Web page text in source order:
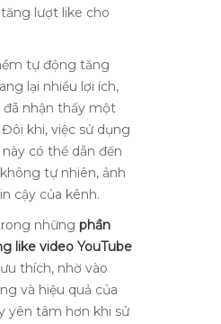
lượt like cho
tự động tăng
lại nhiều lợi ích,
nhận thấy một
khi, việc sử dụng
có thể dẫn đến
tự nhiên, ảnh
cậy của kênh.
những phần
like video YouTube
thích, nhờ vào
và hiệu quả của
yên tâm hơn khi sử